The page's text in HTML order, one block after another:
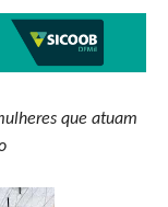
que atuam